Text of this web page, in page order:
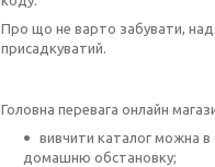
Про що не варто забувати,
присадкуватий.
Головна перевага онлайн
вивчити каталог можна в
домашню обстановку;